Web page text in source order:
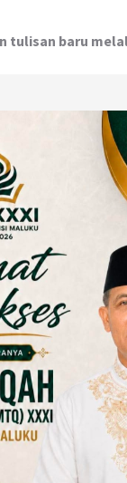
tulisan baru